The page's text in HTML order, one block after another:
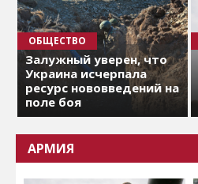
ОБЩЕСТВО
Залужный уверен, что
Украина исчерпала
ресурс нововведений на
поле боя
АРМИЯ